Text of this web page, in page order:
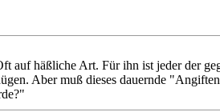
auf häßliche Art. Für ihn ist jeder der
Aber muß dieses dauernde